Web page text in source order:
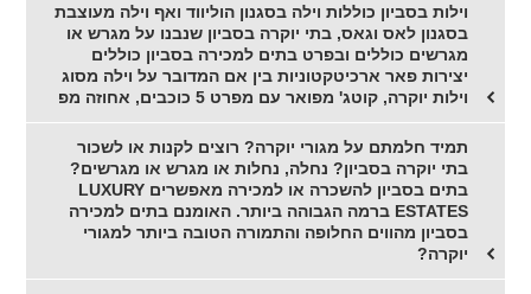
וילות בסביון כוללות וילה בסגנון הוליווד ואף וילה מעוצבת
בסגנון לאס וגאס, בתי יוקרה בסביון שנבנו על מגרש או
מגרשים כוללים ובפרט בתים למכירה בסביון כוללים
יצירות פאר ארכיטקטוניות בין אם המדובר על וילה מסוג
וילות יוקרה, קוטג' מפואר עם מפרט 5 כוכבים, אחוזה מפ
תמיד חלמתם על מגורי יוקרה? רוצים לקנות או לשכור
בתי יוקרה בסביון? נחלה, נחלות או מגרש או מגרשים?
בתים בסביון להשכרה או למכירה מאפשרים LUXURY
ESTATES ברמה הגבוהה ביותר. האומנם בתים למכירה
בסביון מהווים החלופה והתמורה הטובה ביותר למגורי
יוקרה?